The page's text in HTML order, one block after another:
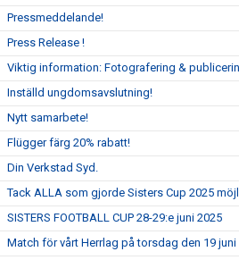
Pressmeddelande!
Press Release !
Viktig information: Fotografering &
Inställd ungdomsavslutning!
Nytt samarbete!
Flügger färg 20% rabatt!
Din Verkstad Syd.
Tack ALLA som gjorde Sisters Cup 2025
SISTERS FOOTBALL CUP 28-29:e juni 2025
Match för vårt Herrlag på torsdag den 19 juni